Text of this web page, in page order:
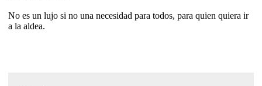
No es un lujo si no una necesidad para todos, para quien quiera ir
a la aldea.